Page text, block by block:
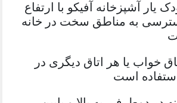
یار آشپزخانه آفیکو با ارتفاع
به مناطق سخت در خانه
خواب یا هر اتاق دیگری در
است